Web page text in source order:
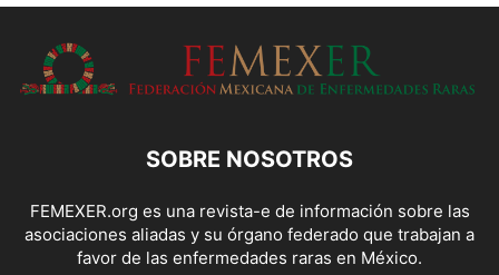
SOBRE NOSOTROS
FEMEXER.org es una revista-e de información sobre las
asociaciones aliadas y su órgano federado que trabajan a
favor de las enfermedades raras en México.